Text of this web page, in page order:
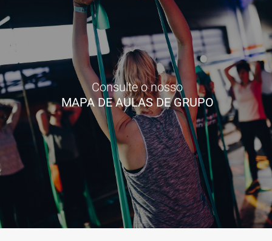
Consulte o nosso
MAPA DE AULAS DE GRUPO